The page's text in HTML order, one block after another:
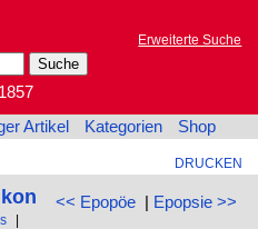
Erweiterte Suche
Artikel Kategorien Shop
DRUCKEN
<< Epopöe| Epopsie >>